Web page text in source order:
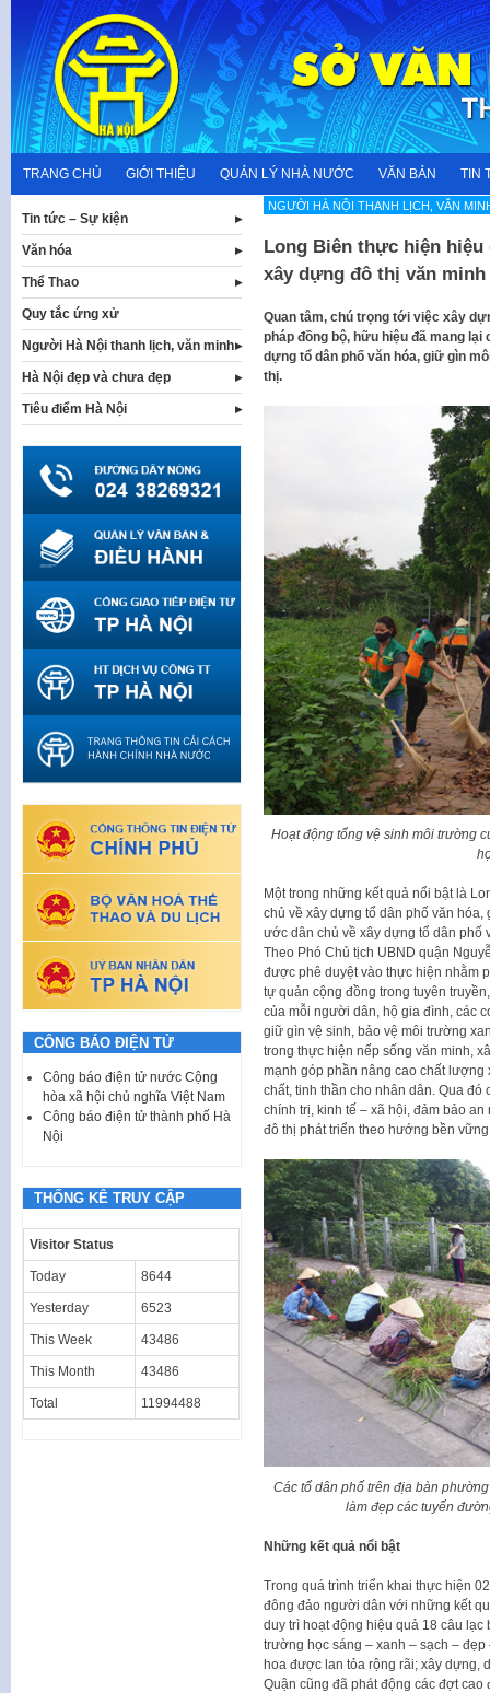
content
TRANG CHỦ GIỚI THIỆU QUẢN LÝ NHÀ NƯỚC VĂN BẢN TIN
NGƯỜI HÀ NỘI THANH LỊCH, VĂN
Long Biên thực hiện
xây dựng đô thị văn minh
Quan tâm, chú trọng tới việc xây
pháp đồng bộ, hữu hiệu đã mang
dựng tổ dân phố văn hóa, giữ gìn
thị.
Hoạt động tổng vệ sinh môi trường
Một trong những kết quả nổi bật là
chủ về xây dựng tổ dân phố văn
ước dân chủ về xây dựng tổ dân phố
Theo Phó Chủ tịch UBND quận
được phê duyệt vào thực hiện nhằm
tự quản cộng đồng trong tuyên
của mỗi người dân, hộ gia đình, các
giữ gìn vệ sinh, bảo vệ môi trường
trong thực hiện nếp sống văn minh,
mạnh góp phần nâng cao chất
chất, tinh thần cho nhân dân. Qua
chính trị, kinh tế – xã hội, đảm bảo
đô thị phát triển theo hướng bền
Các tổ dân phố trên địa bàn
làm đẹp các tuyến
Những kết quả nổi bật
Trong quá trình triển khai thực hiện
đông đảo người dân với những kết
duy trì hoạt động hiệu quả 18 câu
trường học sáng – xanh – sạch –
hoa được lan tỏa rộng rãi; xây dựng,
Quận cũng đã phát động các đợt
Tin tức – Sự kiện
Văn hóa
Thể Thao
Quy tắc ứng xử
Người Hà Nội thanh lịch, văn minh
Hà Nội đẹp và chưa đẹp
Tiêu điểm Hà Nội
CÔNG BÁO ĐIỆN TỬ
Công báo điện tử nước Cộng
hòa xã hội chủ nghĩa Việt Nam
Công báo điện tử thành phố Hà
Nội
THỐNG KÊ TRUY CẬP
Visitor Status
Today 8644
Yesterday 6523
This Week 43486
This Month 43486
Total 11994488